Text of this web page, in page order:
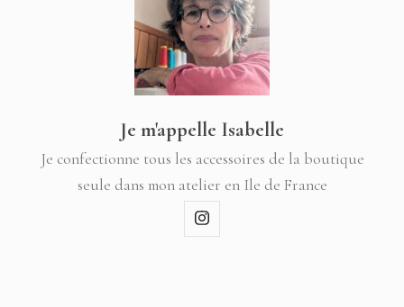
Je m'appelle Isabelle
Je confectionne tous les accessoires de la boutique
seule dans mon atelier en Ile de France